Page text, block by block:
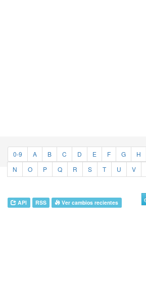
0-9 A B C D E F G H
N
O P Q R S T U V
API RSS Ver cambios recientes